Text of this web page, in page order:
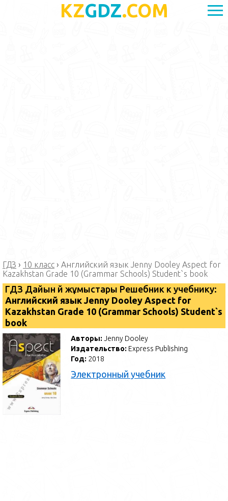
KZGDZ.COM
ГДЗ › 10 класс › Английский язык Jenny Dooley Aspect for
Kazakhstan Grade 10 (Grammar Schools) Student`s book
ГДЗ Дайын үй жұмыстары Решебник к учебнику:
Английский язык Jenny Dooley Aspect for
Kazakhstan Grade 10 (Grammar Schools) Student`s
book
Авторы:Jenny Dooley
Издательство: Express Publishing
Год: 2018
Электронный учебник